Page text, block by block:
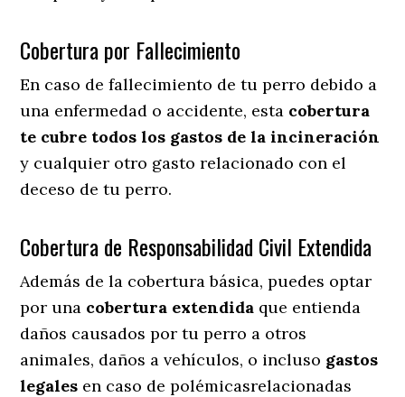
Cobertura por Fallecimiento
En caso de fallecimiento de tu perro debido a
una enfermedad o accidente, esta cobertura
te cubre todos los gastos de la incineración
y cualquier otro gasto relacionado con el
deceso de tu perro.
Cobertura de Responsabilidad Civil Extendida
Además de la cobertura básica, puedes optar
por una cobertura extendida que entienda
daños causados por tu perro a otros
animales, daños a vehículos, o incluso gastos
legales en caso de polémicasrelacionadas